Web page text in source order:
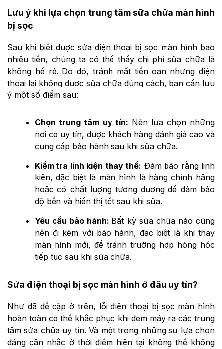
Lưu ý khi lựa chọn trung tâm sữa chữa màn hình
bị sọc
Sau khi biết được sửa điện thoại bị sọc màn hình bao
nhiêu tiền, chúng ta có thể thấy chi phí sửa chữa là
không hề rẻ. Do đó, tránh mất tiền oan nhưng điện
thoại lại không được sửa chữa đúng cách, bạn cần lưu
ý một số điểm sau:
Chọn trung tâm uy tín: Nên lựa chọn những
nơi có uy tín, được khách hàng đánh giá cao và
cung cấp bảo hành sau khi sửa chữa​.
Kiểm tra linh kiện thay thế: Đảm bảo rằng linh
kiện, đặc biệt là màn hình là hàng chính hãng
hoặc có chất lượng tương đương để đảm bảo
độ bền và hiển thị tốt sau khi sửa.
Yêu cầu bảo hành: Bất kỳ sửa chữa nào cũng
nên đi kèm với bảo hành, đặc biệt là khi thay
màn hình mới, để tránh trường hợp hỏng hóc
tiếp tục sau khi sửa chữa.
Sửa điện thoại bị sọc màn hình ở đâu uy tín?
Như đã đề cập ở trên, lỗi điện thoại bị sọc màn hình
hoàn toàn có thể khắc phục khi đem máy ra các trung
tâm sửa chữa uy tín. Và một trong những sự lựa chọn
đáng cân nhắc ở thời điểm hiện tại không thể không